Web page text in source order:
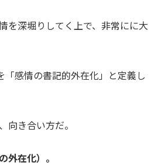
を深堀りしてく上で、非常にに大
「感情の書記的外在化」と定義し
向き合い方だ。
外在化）。